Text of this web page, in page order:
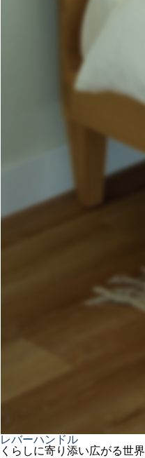
レバーハンドル
くらしに寄り添い広がる世界